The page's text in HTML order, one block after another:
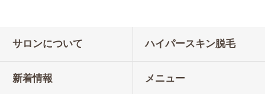
サロンについて ハイパースキン脱毛
新着情報 メニュー